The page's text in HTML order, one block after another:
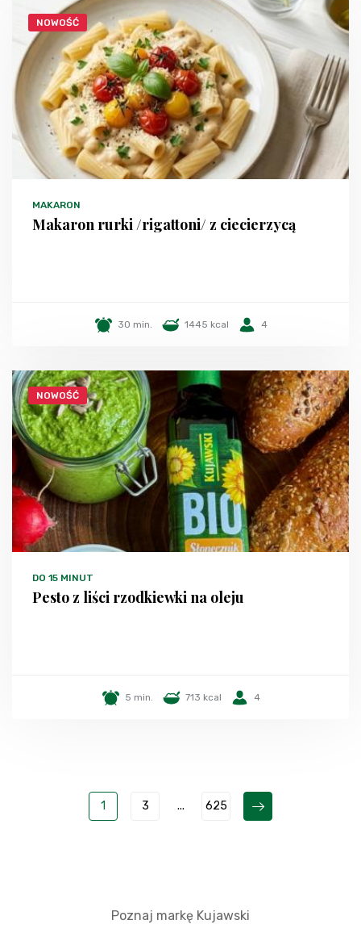
NOWOŚĆ
MAKARON
Makaron rurki /rigattoni/ z ciecierzycą
30 min. 1445 kcal 4
NOWOŚĆ
DO 15 MINUT
Pesto z liści rzodkiewki na oleju
5 min. 713 kcal 4
1 3 ... 625
Poznaj markę Kujawski